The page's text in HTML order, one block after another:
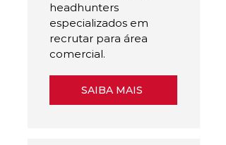
headhunters
especializados em
recrutar para área
comercial.
SAIBA MAIS